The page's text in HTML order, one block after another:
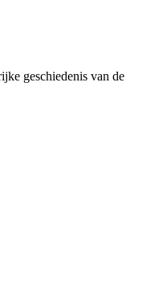
geschiedenis van de